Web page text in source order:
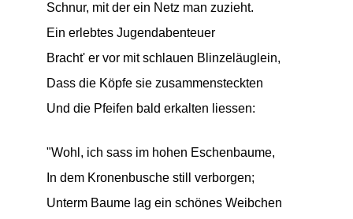
Schnur, mit der ein Netz man zuzieht.
Ein erlebtes Jugendabenteuer
Bracht' er vor mit schlauen Blinzeläuglein,
Dass die Köpfe sie zusammensteckten
Und die Pfeifen bald erkalten liessen:
"Wohl, ich sass im hohen Eschenbaume,
In dem Kronenbusche still verborgen;
Unterm Baume lag ein schönes Weibchen